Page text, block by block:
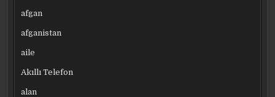
afgan
afganistan
aile
Akıllı Telefon
alan